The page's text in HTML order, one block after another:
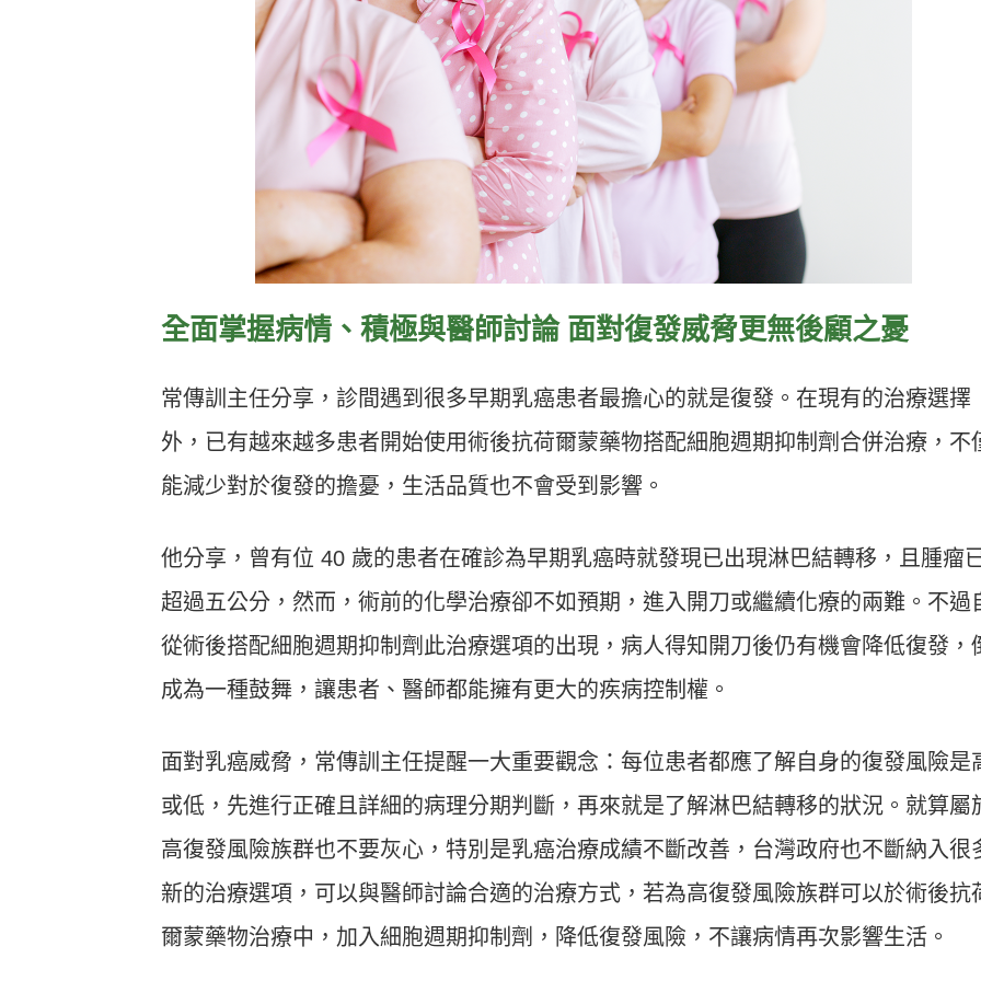
全面掌握病情、積極與醫師討論 面對復發威脅更無後顧之憂
常傳訓主任分享，診間遇到很多早期乳癌患者最擔心的就是復發。在現有的治療選擇
外，已有越來越多患者開始使用術後抗荷爾蒙藥物搭配細胞週期抑制劑合併治療，不
能減少對於復發的擔憂，生活品質也不會受到影響。
他分享，曾有位 40 歲的患者在確診為早期乳癌時就發現已出現淋巴結轉移，且腫瘤
超過五公分，然而，術前的化學治療卻不如預期，進入開刀或繼續化療的兩難。不過
從術後搭配細胞週期抑制劑此治療選項的出現，病人得知開刀後仍有機會降低復發，
成為一種鼓舞，讓患者、醫師都能擁有更大的疾病控制權。
面對乳癌威脅，常傳訓主任提醒一大重要觀念：每位患者都應了解自身的復發風險是
或低，先進行正確且詳細的病理分期判斷，再來就是了解淋巴結轉移的狀況。就算屬
高復發風險族群也不要灰心，特別是乳癌治療成績不斷改善，台灣政府也不斷納入很
新的治療選項，可以與醫師討論合適的治療方式，若為高復發風險族群可以於術後抗
爾蒙藥物治療中，加入細胞週期抑制劑，降低復發風險，不讓病情再次影響生活。